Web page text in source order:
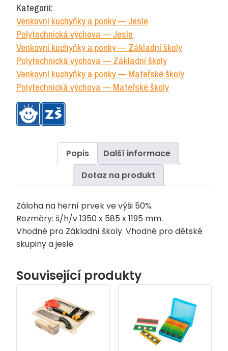
Kategorií:
Venkovní kuchyňky a ponky — Jesle
Polytechnická výchova — Jesle
Venkovní kuchyňky a ponky — Základní školy
Polytechnická výchova — Základní školy
Venkovní kuchyňky a ponky — Mateřské školy
Polytechnická výchova — Mateřské školy
Popis
Další informace
Dotaz na produkt
Záloha na herní prvek ve výši 50%.
Rozměry: š/h/v 1350 x 585 x 1195 mm.
Vhodné pro Základní školy. Vhodné pro dětské
skupiny a jesle.
Související produkty